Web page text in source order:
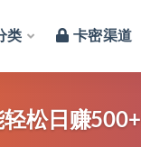
类 卡密渠道
松日赚500+